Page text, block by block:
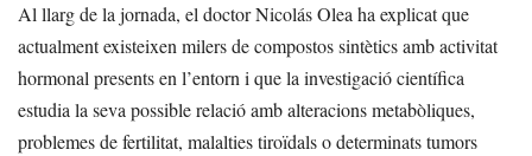
Al llarg de la jornada, el doctor Nicolás Olea ha explicat que
actualment existeixen milers de compostos sintètics amb activitat
hormonal presents en l’entorn i que la investigació científica
estudia la seva possible relació amb alteracions metabòliques,
problemes de fertilitat, malalties tiroïdals o determinats tumors